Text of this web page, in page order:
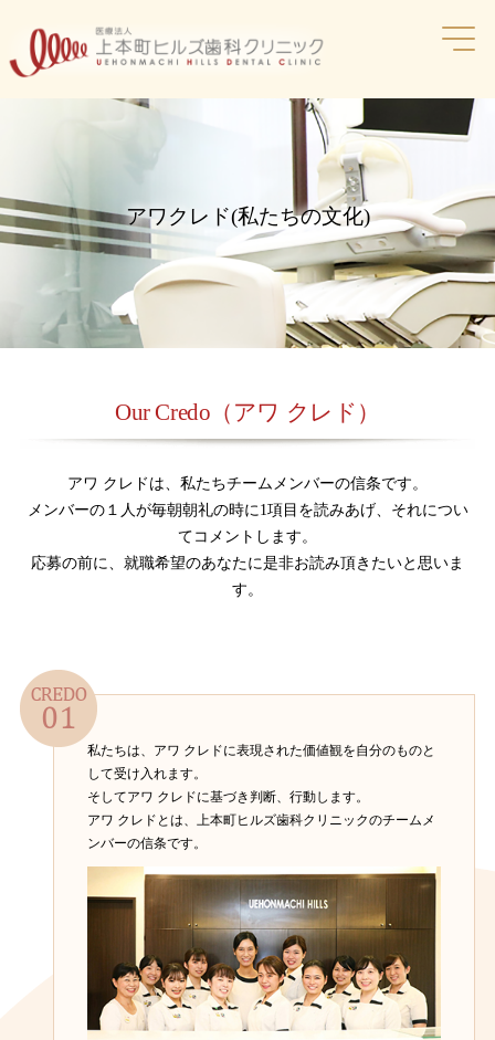
テ
ッ
プ
アワクレド(私たちの文化)
Our Credo（アワ クレド）
アワ クレドは、私たちチームメンバーの信条です。
メンバーの１人が毎朝朝礼の時に1項目を読みあげ、それについ
てコメントします。
応募の前に、就職希望のあなたに是非お読み頂きたいと思いま
す。
私たちは、アワ クレドに表現された価値観を自分のものと
して受け入れます。
そしてアワ クレドに基づき判断、行動します。
アワ クレドとは、上本町ヒルズ歯科クリニックのチームメ
ンバーの信条です。